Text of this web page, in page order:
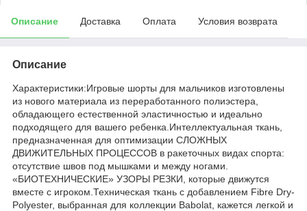
Описание Доставка Оплата Условия возврата
Описание
Характеристики:Игровые шорты для мальчиков изготовлены
из нового материала из переработанного полиэстера,
обладающего естественной эластичностью и идеально
подходящего для вашего ребенка.Интеллектуальная ткань,
предназначенная для оптимизации СЛОЖНЫХ
ДВИЖИТЕЛЬНЫХ ПРОЦЕССОВ в ракеточных видах спорта:
отсутствие швов под мышками и между ногами.
«БИОТЕХНИЧЕСКИЕ» УЗОРЫ РЕЗКИ, которые движутся
вместе с игроком.Техническая ткань с добавлением Fibre Dry-
Polyester, выбранная для коллекции Babolat, кажется легкой и